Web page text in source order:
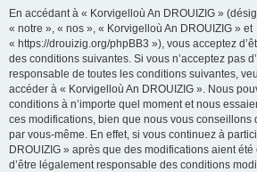
En accédant à « Korvigelloù An DROUIZIG »
« notre », « nos », « Korvigelloù An DROUIZIG » et
« https://drouizig.org/phpBB3 »), vous acceptez
des conditions suivantes. Si vous n’acceptez pas
responsable de toutes les conditions suivantes,
accéder à « Korvigelloù An DROUIZIG ». Nous
conditions à n’importe quel moment et nous
ces modifications, bien que nous vous conseillons
par vous-même. En effet, si vous continuez à
DROUIZIG » après que des modifications aient
d’être légalement responsable des conditions